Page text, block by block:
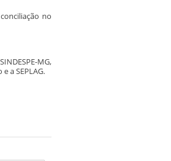
no
MG,
a SEPLAG.